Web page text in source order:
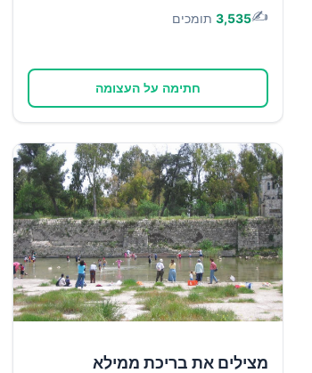
✍️
3,535 תומכים
חתימה על העצומה
מצילים את בריכת ממילא